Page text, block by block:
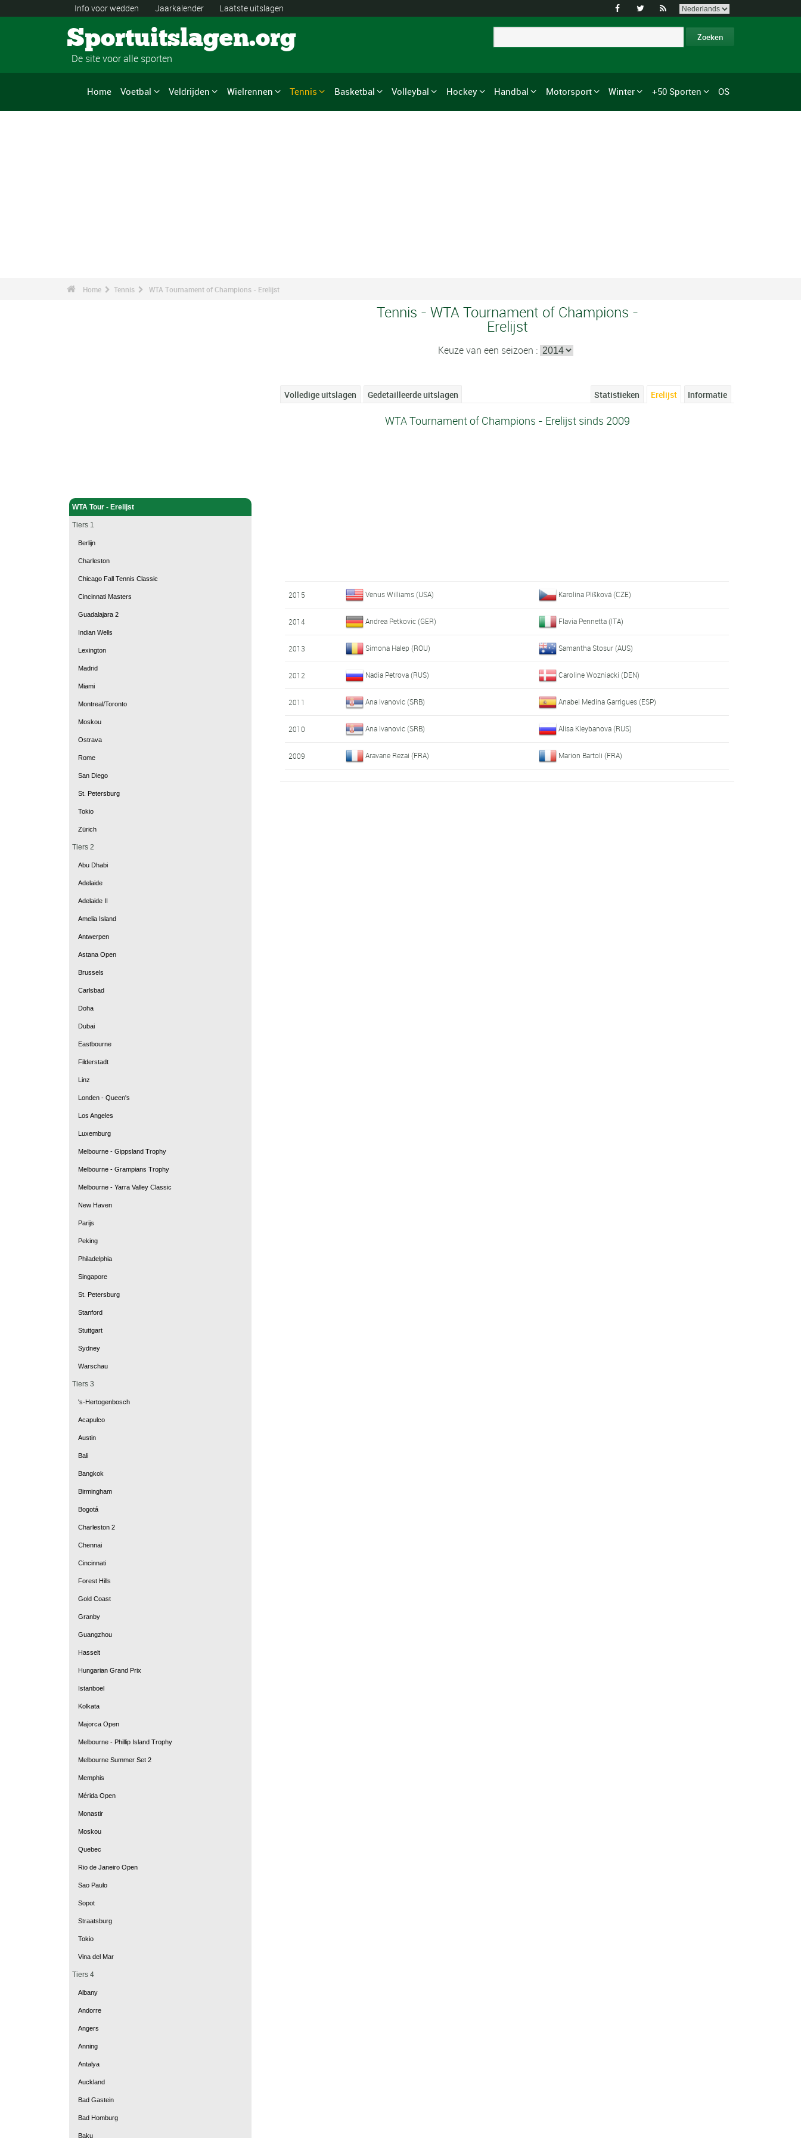
Info voor wedden Jaarkalender Laatste uitslagen   
Sportuitslagen.org
De site voor alle sporten
Home Voetbal Veldrijden Wielrennen Tennis Basketbal Volleybal Hockey Handbal Motorsport Winter +50 Sporten OS
Home Tennis WTA Tournament of Champions - Erelijst
WTA Tour - Erelijst
Tiers 1
Berlijn
Charleston
Chicago Fall Tennis Classic
Cincinnati Masters
Guadalajara 2
Indian Wells
Lexington
Madrid
Miami
Montreal/Toronto
Moskou
Ostrava
Rome
San Diego
St. Petersburg
Tokio
Zürich
Tiers 2
Abu Dhabi
Adelaide
Adelaide II
Amelia Island
Antwerpen
Astana Open
Brussels
Carlsbad
Doha
Dubai
Eastbourne
Filderstadt
Linz
Londen - Queen's
Los Angeles
Luxemburg
Melbourne - Gippsland Trophy
Melbourne - Grampians Trophy
Melbourne - Yarra Valley Classic
New Haven
Parijs
Peking
Philadelphia
Singapore
St. Petersburg
Stanford
Stuttgart
Sydney
Warschau
Tiers 3
's-Hertogenbosch
Acapulco
Austin
Bali
Bangkok
Birmingham
Bogotá
Charleston 2
Chennai
Cincinnati
Forest Hills
Gold Coast
Granby
Guangzhou
Hasselt
Hungarian Grand Prix
Istanboel
Kolkata
Majorca Open
Melbourne - Phillip Island Trophy
Melbourne Summer Set 2
Memphis
Mérida Open
Monastir
Moskou
Quebec
Rio de Janeiro Open
Sao Paulo
Sopot
Straatsburg
Tokio
Vina del Mar
Tiers 4
Albany
Andorre
Angers
Anning
Antalya
Auckland
Bad Gastein
Bad Homburg
Baku
Tennis - WTA Tournament of Champions -
Erelijst
Keuze van een seizoen :
Volledige uitslagen Gedetailleerde uitslagen Informatie
Erelijst
Statistieken
WTA Tournament of Champions - Erelijst sinds 2009
2015 Venus Williams (USA) Karolina Plíšková (CZE)
2014 Andrea Petkovic (GER) Flavia Pennetta (ITA)
2013 Simona Halep (ROU) Samantha Stosur (AUS)
2012 Nadia Petrova (RUS) Caroline Wozniacki (DEN)
2011 Ana Ivanovic (SRB) Anabel Medina Garrigues (ESP)
2010 Ana Ivanovic (SRB) Alisa Kleybanova (RUS)
2009 Aravane Rezai (FRA) Marion Bartoli (FRA)